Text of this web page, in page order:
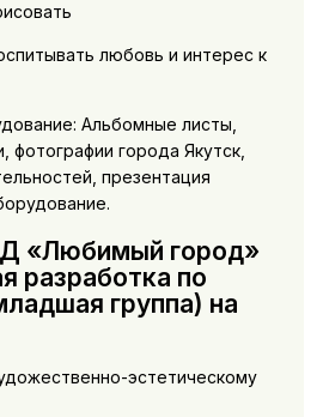
любовь и интерес к
Альбомные листы,
фотографии города Якутск,
презентация
«Любимый город»
разработка по
группа) на
эстетическому